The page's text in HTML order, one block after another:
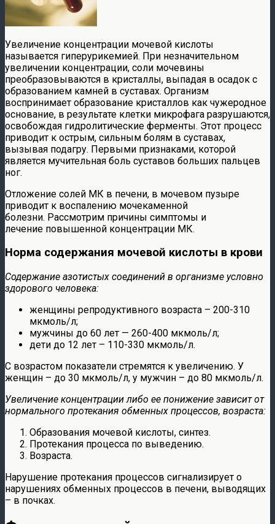
Увеличение концентрации мочевой кислоты
называется гиперурикемией. При незначительном
увеличении концентрации, соли мочевины
преобразовываются в кристаллы, выпадая в осадок с
образованием камней в суставах. Организм
воспринимает образование кристаллов как чужеродное
основание, в результате клетки микрофага разрушаются,
освобождая гидролитические ферменты. Этот процесс
приводит к острым, сильным болям в суставах,
вызывая подагру. Первыми признаками, которой
является мучительная боль суставов больших пальцев
ног.
Отложение солей МК в печени, в мочевом пузыре
приводит к воспалению мочекаменной
болезни. Рассмотрим причины симптомы и
лечение повышенной концентрации МК.
Норма содержания мочевой кислоты в крови
Содержание азотистых соединений в организме условно
здорового человека:
женщины репродуктивного возраста – 200-310
мкмоль/л;
мужчины до 60 лет — 260-400 мкмоль/л;
дети до 12 лет – 110-330 мкмоль/л.
С возрастом показатели стремятся к увеличению. У
женщин – до 30 мкмоль/л, у мужчин – до 80 мкмоль/л.
Увеличение концентрации либо ее понижение зависит от
нормального протекания обменных процессов, возраста:
Образования мочевой кислоты, синтез.
Протекания процесса по выведению.
Возраста.
Нарушение протекания процессов сигнализирует о
нарушениях обменных процессов в печени, выводящих
– в почках.